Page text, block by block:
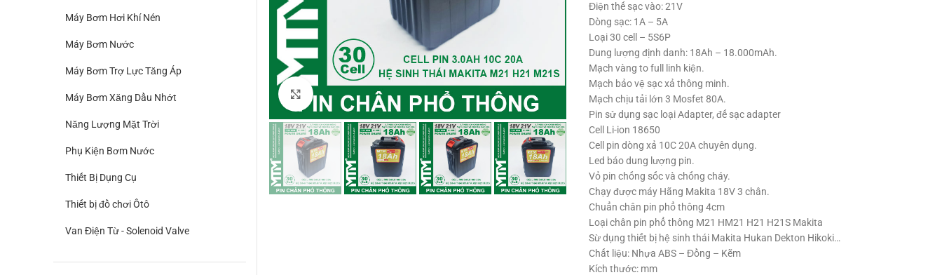
Click to enlarge
Điện thế sạc vào: 21V
Dòng sạc: 1A – 5A
Loại 30 cell – 5S6P
Dung lượng định danh: 18Ah – 18.000mAh.
Mạch vàng to full linh kiện.
Mạch bảo vệ sạc xả thông minh.
Mạch chịu tải lớn 3 Mosfet 80A.
Pin sử dụng sạc loại Adapter, đế sạc adapter
Cell Li-ion 18650
Cell pin dòng xả 10C 20A chuyên dụng.
Led báo dung lượng pin.
Vỏ pin chống sốc và chống cháy.
Chạy được máy Hãng Makita 18V 3 chân.
Chuẩn chân pin phổ thông 4cm
Loại chân pin phổ thông M21 HM21 H21 H21S Makita
Sừ dụng thiết bị hệ sinh thái Makita Hukan Dekton Hikoki…
Chất liệu: Nhựa ABS – Đồng – Kẽm
Kích thước: mm
Máy Bơm Hơi Khí Nén
Máy Bơm Nước
Máy Bơm Trợ Lực Tăng Áp
Máy Bơm Xăng Dầu Nhớt
Năng Lượng Mặt Trời
Phụ Kiện Bơm Nước
Thiết Bị Dụng Cụ
Thiết bị đồ chơi Ôtô
Van Điện Từ - Solenoid Valve